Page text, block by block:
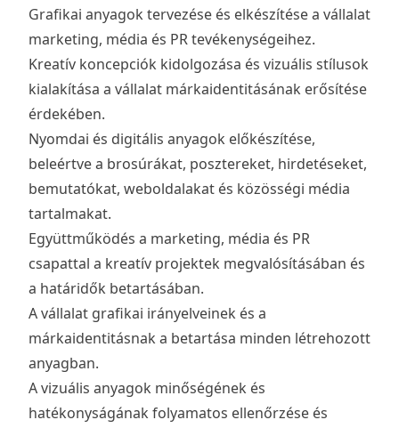
Grafikai anyagok tervezése és elkészítése a vállalat
marketing, média és PR tevékenységeihez.
Kreatív koncepciók kidolgozása és vizuális stílusok
kialakítása a vállalat márkaidentitásának erősítése
érdekében.
Nyomdai és digitális anyagok előkészítése,
beleértve a brosúrákat, posztereket, hirdetéseket,
bemutatókat, weboldalakat és közösségi média
tartalmakat.
Együttműködés a marketing, média és PR
csapattal a kreatív projektek megvalósításában és
a határidők betartásában.
A vállalat grafikai irányelveinek és a
márkaidentitásnak a betartása minden létrehozott
anyagban.
A vizuális anyagok minőségének és
hatékonyságának folyamatos ellenőrzése és